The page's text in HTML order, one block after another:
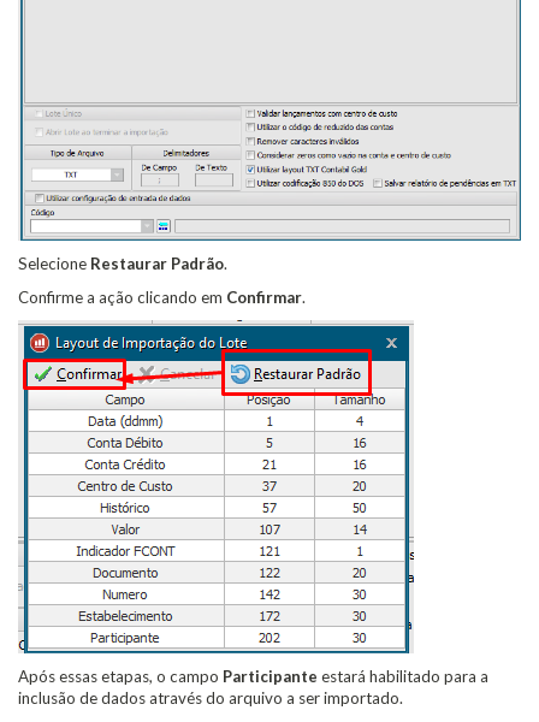
Selecione Restaurar Padrão.
Confirme a ação clicando em Confirmar.
Após essas etapas, o campo Participante estará habilitado para a
inclusão de dados através do arquivo a ser importado.